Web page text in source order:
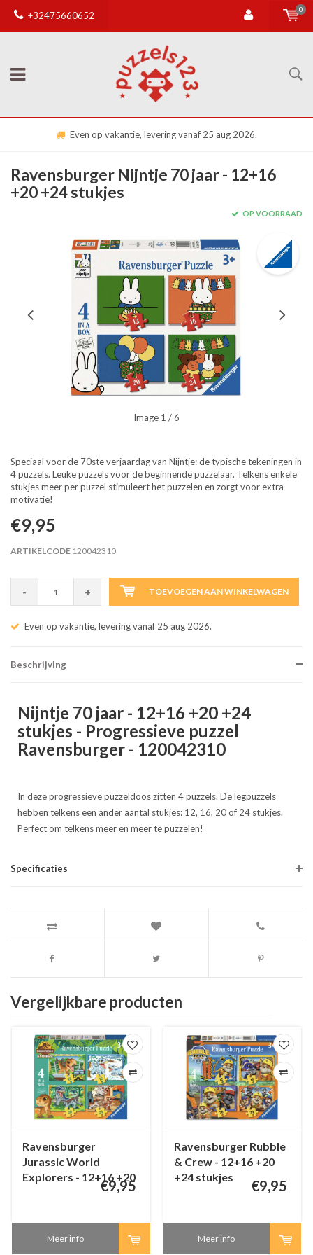
+32475660652
0
Even op vakantie, levering vanaf 25 aug 2026.
Ravensburger Nijntje 70 jaar - 12+16
+20 +24 stukjes
OP VOORRAAD
Image 1 / 6
Speciaal voor de 70ste verjaardag van Nijntje: de typische tekeningen in
4 puzzels. Leuke puzzels voor de beginnende puzzelaar. Telkens enkele
stukjes meer per puzzel stimuleert het puzzelen en zorgt voor extra
motivatie!
€9,95
ARTIKELCODE 120042310
- + TOEVOEGEN AAN WINKELWAGEN
Even op vakantie, levering vanaf 25 aug 2026.
Beschrijving
Nijntje 70 jaar - 12+16 +20 +24
stukjes - Progressieve puzzel
Ravensburger - 120042310
In deze progressieve puzzeldoos zitten 4 puzzels. De legpuzzels
hebben telkens een ander aantal stukjes: 12, 16, 20 of 24 stukjes.
Perfect om telkens meer en meer te puzzelen!
Specificaties
Vergelijkbare producten
Ravensburger
Jurassic World
Explorers - 12+16 +20
€9,95
Meer info
Ravensburger Rubble
& Crew - 12+16 +20
+24 stukjes
€9,95
Meer info